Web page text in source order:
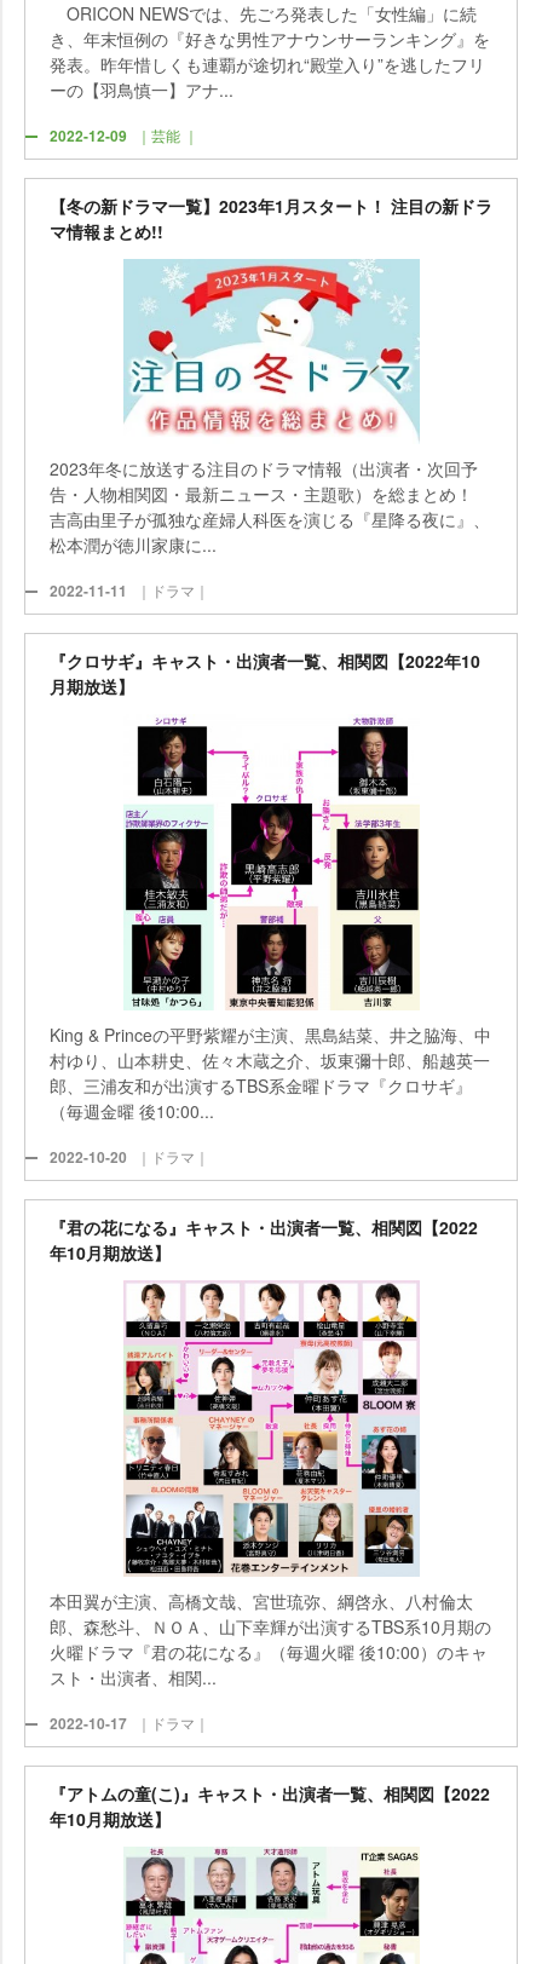
ORICON NEWSでは、先ごろ発表した「女性編」に続
き、年末恒例の『好きな男性アナウンサーランキング』を
発表。昨年惜しくも連覇が途切れ“殿堂入り”を逃したフリ
ーの【羽鳥慎一】アナ...
2022-12-09 ｜芸能 ｜
【冬の新ドラマ一覧】2023年1月スタート！ 注目の新ドラ
マ情報まとめ!!
2023年冬に放送する注目のドラマ情報（出演者・次回予
告・人物相関図・最新ニュース・主題歌）を総まとめ！
吉高由里子が孤独な産婦人科医を演じる『星降る夜に』、
松本潤が徳川家康に...
2022-11-11 ｜ドラマ｜
『クロサギ』キャスト・出演者一覧、相関図【2022年10
月期放送】
King & Princeの平野紫耀が主演、黒島結菜、井之脇海、中
村ゆり、山本耕史、佐々木蔵之介、坂東彌十郎、船越英一
郎、三浦友和が出演するTBS系金曜ドラマ『クロサギ』
（毎週金曜 後10:00...
2022-10-20 ｜ドラマ｜
『君の花になる』キャスト・出演者一覧、相関図【2022
年10月期放送】
本田翼が主演、高橋文哉、宮世琉弥、綱啓永、八村倫太
郎、森愁斗、ＮＯＡ、山下幸輝が出演するTBS系10月期の
火曜ドラマ『君の花になる』（毎週火曜 後10:00）のキャ
スト・出演者、相関...
2022-10-17 ｜ドラマ｜
『アトムの童(こ)』キャスト・出演者一覧、相関図【2022
年10月期放送】